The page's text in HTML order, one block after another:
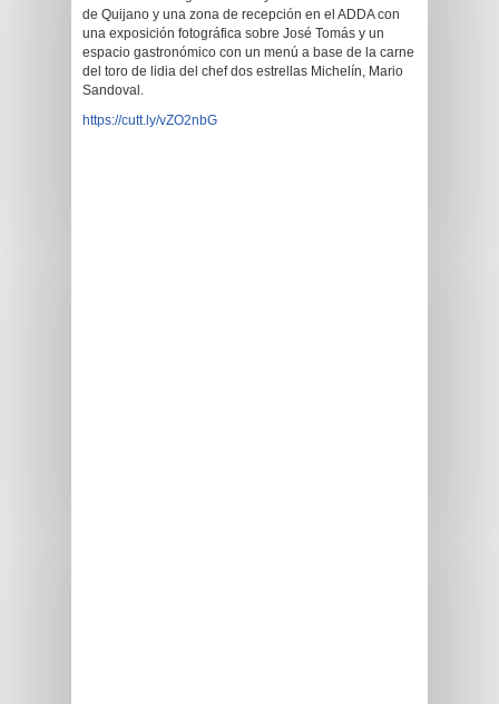
de Quijano y una zona de recepción en el ADDA con
una exposición fotográfica sobre José Tomás y un
espacio gastronómico con un menú a base de la carne
del toro de lidia del chef dos estrellas Michelín, Mario
Sandoval.
https://cutt.ly/vZO2nbG